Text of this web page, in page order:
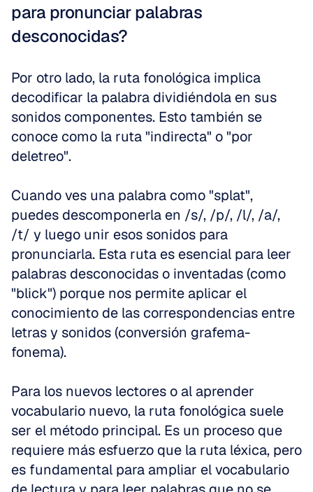
para pronunciar palabras
desconocidas?
Por otro lado, la ruta fonológica implica
decodificar la palabra dividiéndola en sus
sonidos componentes. Esto también se
conoce como la ruta "indirecta" o "por
deletreo".
Cuando ves una palabra como "splat",
puedes descomponerla en /s/, /p/, /l/, /a/,
/t/ y luego unir esos sonidos para
pronunciarla. Esta ruta es esencial para leer
palabras desconocidas o inventadas (como
"blick") porque nos permite aplicar el
conocimiento de las correspondencias entre
letras y sonidos (conversión grafema-
fonema).
Para los nuevos lectores o al aprender
vocabulario nuevo, la ruta fonológica suele
ser el método principal. Es un proceso que
requiere más esfuerzo que la ruta léxica, pero
es fundamental para ampliar el vocabulario